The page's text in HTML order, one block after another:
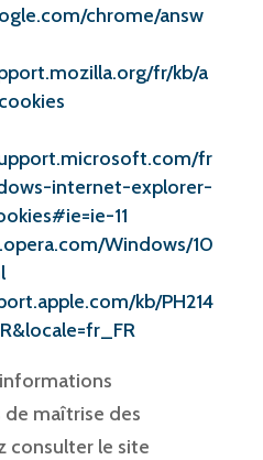
chrome/answ
fr/kb/a
fr
internet-explorer-
11
Windows/10
kb/PH214
maîtrise des
consulter le site